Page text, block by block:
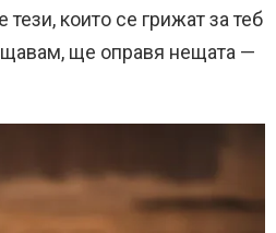
които се грижат за теб
ще оправя нещата —